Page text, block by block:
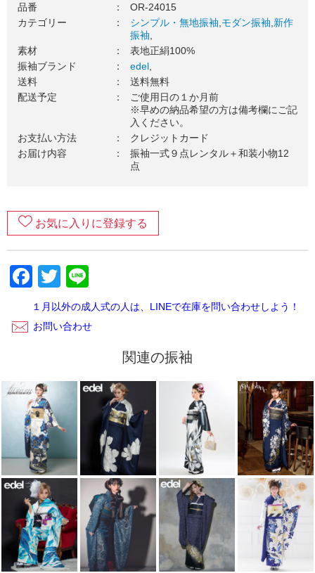
３．振袖一式をお届け（送料無料）
ご使用日の１カ月前を目安に、振袖一式をお送りいたしま
す。お届け日のご希望がございましたら、お気軽にご相談く
ださい。
４．ご成人式当日（ご使用日）
振袖を着て、最高の記念日を楽しみましょう！当日の着付
け・ヘアセットの手配はお忘れなくご準備をお願いします。
５．ご返却
６．返却完了！
ございます。レンタルご利用いただきありがとうございまし
た。
品番 ：
OR-24015
カテゴリー
： シンプル・無地振袖 モダン振袖 新作
振袖
素材
：
表地正絹100%
振袖ブランド
： edel
送料
：
送料無料
配送予定
：
ご使用日の１か月前
※早めの納品希望の方は備考欄にご記
入ください。
お支払い方法
：
クレジットカード
お届け内容
：
振袖一式９点レンタル＋和装小物12
点
お気に入りに登録する
Facebook
Twitter
１月以外の成人式の人は、LINEで在庫を問い合わせしよう！
お問い合わせ
関連の振袖